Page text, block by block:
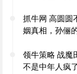
抓牛网 高圆圆
姻真相，孙俪
领牛策略 战魔
不是中年人疯